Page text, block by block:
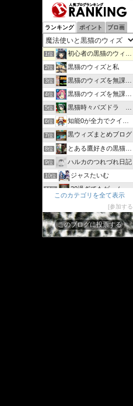
ランキング ポイント ブロ画
1位 初心者の黒猫のウィズ攻略日記 | のんびりマイペースで攻略…
2位 黒猫のウィズと私
3位 黒猫のウィズを無課金で攻略してみる
4位 黒猫のウィズを無課金でまったりと。
5位 黒猫時々パズドラ ラノベ好きが綴るゲームブログ
6位 知能0が全力でクイズゲーム
7位 黒ウィズまとめブログ
8位 とある鷹好きの黒猫のウィズログ
9位 ハルカのつれづれ日記
10位 ジャスたいむ
11位 30過ぎてもゲーム好き
13位 黒猫ウィズたまえよディートリヒプレイ日記
14位 まぬーの趣味日記【黒猫のウィズ】
このカテゴリを全て表示
参加する
このブログに投票する